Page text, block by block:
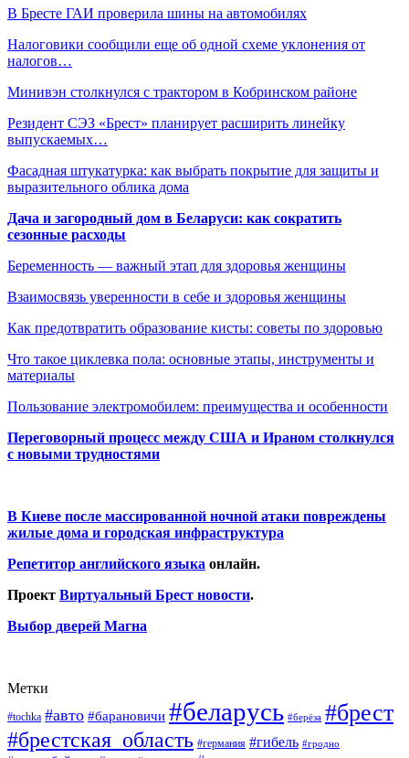
В Бресте ГАИ проверила шины на автомобилях
Налоговики сообщили еще об одной схеме уклонения от
налогов…
Минивэн столкнулся с трактором в Кобринском районе
Резидент СЭЗ «Брест» планирует расширить линейку
выпускаемых…
Фасадная штукатурка: как выбрать покрытие для защиты и
выразительного облика дома
Дача и загородный дом в Беларуси: как сократить
сезонные расходы
Беременность — важный этап для здоровья женщины
Взаимосвязь уверенности в себе и здоровья женщины
Как предотвратить образование кисты: советы по здоровью
Что такое циклевка пола: основные этапы, инструменты и
материалы
Пользование электромобилем: преимущества и особенности
Переговорный процесс между США и Ираном столкнулся
с новыми трудностями
В Киеве после массированной ночной атаки повреждены
жилые дома и городская инфраструктура
Репетитор английского языка онлайн.
Проект Виртуальный Брест новости.
Выбор дверей Магна
Метки
#tochka #авто #барановичи #беларусь #берёза #брест
#брестская_область #германия #гибель #гродно